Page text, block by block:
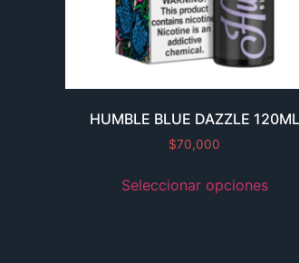
HUMBLE BLUE DAZZLE 120ML
$70,000
Seleccionar opciones